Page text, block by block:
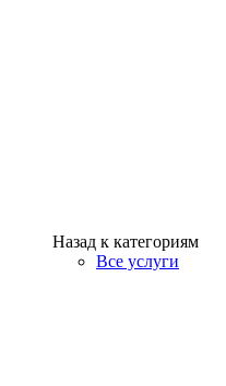
Назад к категориям
Все услуги